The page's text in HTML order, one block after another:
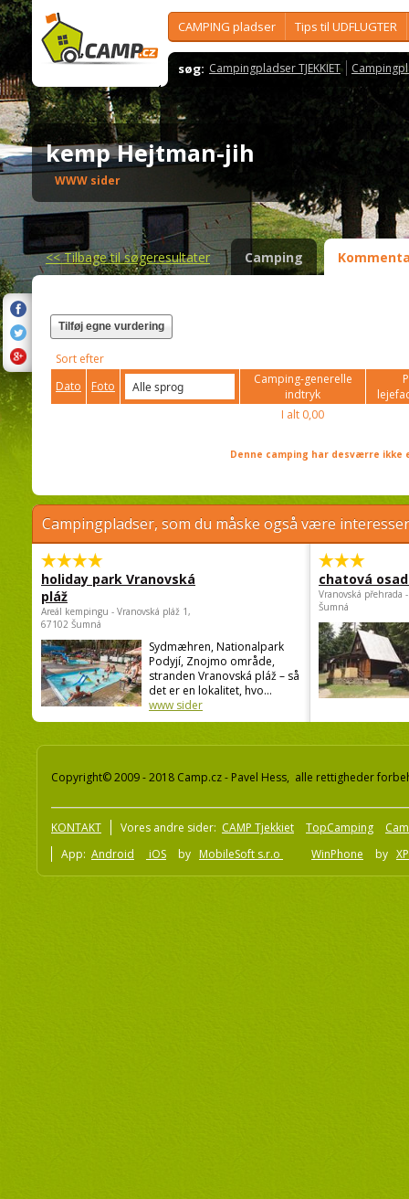
CAMPING pladser Tips til UDFLUGTER
søg: Campingpladser TJEKKIET
kemp Hejtman-jih
WWW sider
<<Tilbage til søgeresultater Camping
Tilføj egne vurdering
Sort efter
Dato
Foto
Camping-generelle
indtryk
I alt 0,00
Denne camping har desværre
Campingpladser, som du måske også være
holiday park Vranovská
pláž
Areál kempingu - Vranovská pláž 1,
67102 Šumná
Sydmæhren, Nationalpark
Podyjí, Znojmo område,
stranden Vranovská pláž – så
det er en lokalitet, hvo...
www sider
chatová
Vranovská přehrada
Šumná
Copyright© 2009 - 2018 Camp.cz - Pavel Hess, alle rettigheder
KONTAKT Vores andre sider: CAMP Tjekkiet TopCamping
App: Android iOS by MobileSoft s.r.o WinPhone by